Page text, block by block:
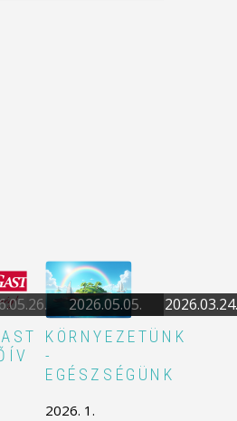
2026.05.05. 2026.03.24.
KÖRNYEZETÜNK
-
EGÉSZSÉGÜNK
2026. 1.